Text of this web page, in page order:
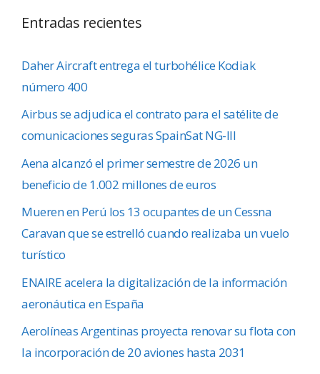
Entradas recientes
Daher Aircraft entrega el turbohélice Kodiak
número 400
Airbus se adjudica el contrato para el satélite de
comunicaciones seguras SpainSat NG-III
Aena alcanzó el primer semestre de 2026 un
beneficio de 1.002 millones de euros
Mueren en Perú los 13 ocupantes de un Cessna
Caravan que se estrelló cuando realizaba un vuelo
turístico
ENAIRE acelera la digitalización de la información
aeronáutica en España
Aerolíneas Argentinas proyecta renovar su flota con
la incorporación de 20 aviones hasta 2031